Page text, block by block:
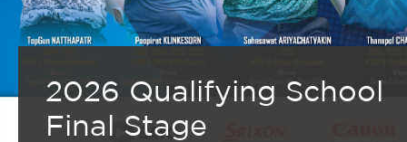
2026 Qualifying School
Final Stage